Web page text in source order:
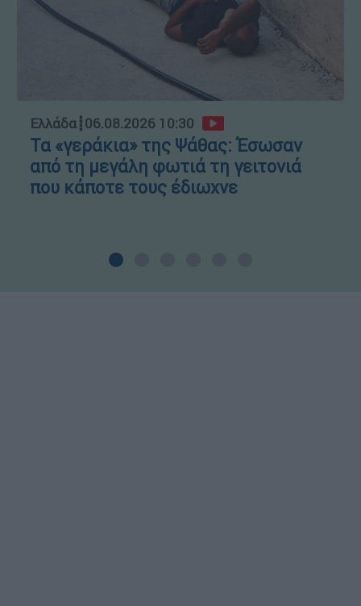
Ελλάδα┋06.08.2026 10:30
Τα «γεράκια» της Ψάθας: Έσωσαν
από τη μεγάλη φωτιά τη γειτονιά
που κάποτε τους έδιωχνε